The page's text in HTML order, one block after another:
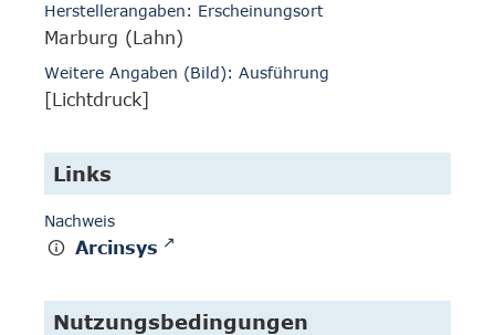
Herstellerangaben: Erscheinungsort
Marburg (Lahn)
Weitere Angaben (Bild): Ausführung
[Lichtdruck]
Links
Nachweis
Arcinsys
Nutzungsbedingungen